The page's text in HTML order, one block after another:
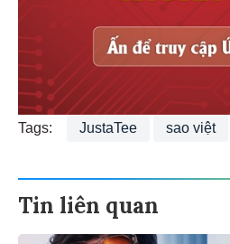
Tags: JustaTee sao việt
Tin liên quan